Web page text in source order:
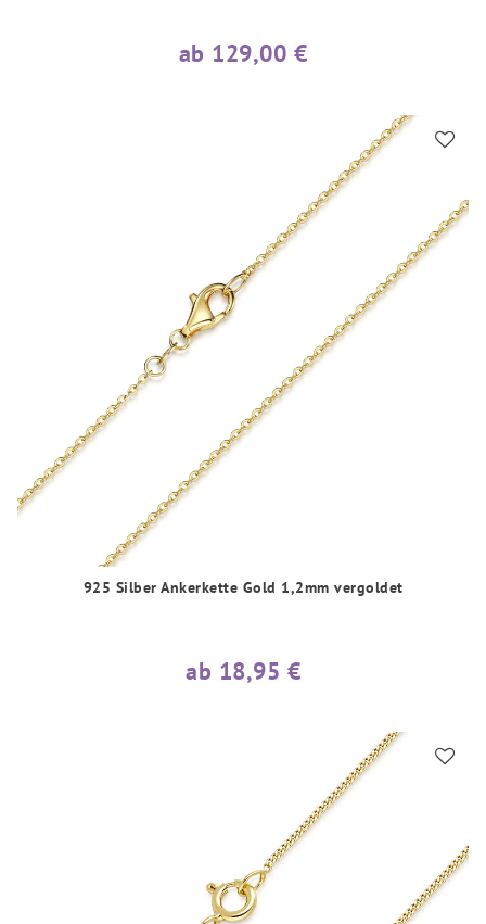
ab 129,00 €
925 Silber Ankerkette Gold 1,2mm vergoldet
ab 18,95 €